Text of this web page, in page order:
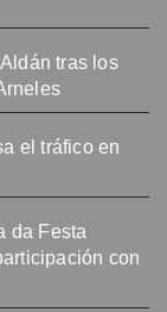
tras los
el tráfico en
da Festa
con